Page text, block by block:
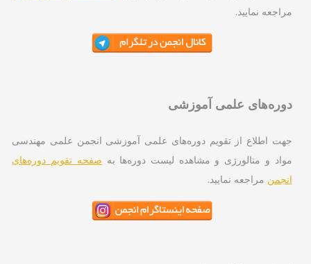
نمایید.
علمی آموزشی
اطلاع از تقویم دوره‌های علمی آموزشی انجمن علمی مهندسی
و متالورژی و مشاهده لیست دوره‌ها بهصفحه تقویم دوره‌های
مراجعه نمایید.